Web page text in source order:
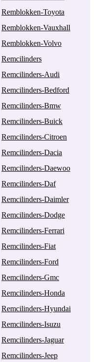
Remblokken-Toyota
Remblokken-Vauxhall
Remblokken-Volvo
Remcilinders
Remcilinders-Audi
Remcilinders-Bedford
Remcilinders-Bmw
Remcilinders-Buick
Remcilinders-Citroen
Remcilinders-Dacia
Remcilinders-Daewoo
Remcilinders-Daf
Remcilinders-Daimler
Remcilinders-Dodge
Remcilinders-Ferrari
Remcilinders-Fiat
Remcilinders-Ford
Remcilinders-Gmc
Remcilinders-Honda
Remcilinders-Hyundai
Remcilinders-Isuzu
Remcilinders-Jaguar
Remcilinders-Jeep